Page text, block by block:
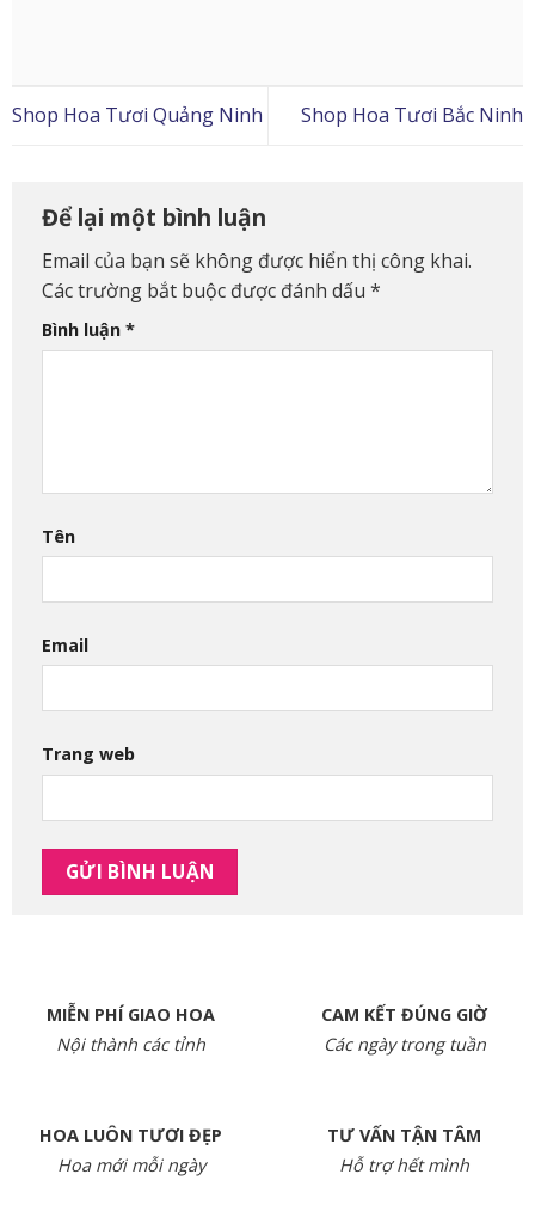
Shop Hoa Tươi Quảng Ninh Shop Hoa Tươi Bắc Ninh
Để lại một bình luận
Email của bạn sẽ không được hiển thị công khai.
Các trường bắt buộc được đánh dấu *
Bình luận *
Tên
Email
Trang web
MIỄN PHÍ GIAO HOA
Nội thành các tỉnh
CAM KẾT ĐÚNG GIỜ
Các ngày trong tuần
HOA LUÔN TƯƠI ĐẸP
Hoa mới mỗi ngày
TƯ VẤN TẬN TÂM
Hỗ trợ hết mình